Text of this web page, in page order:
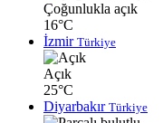
Çoğunlukla açık
16°C
İzmir Türkiye
Açık
25°C
Diyarbakır Türkiye